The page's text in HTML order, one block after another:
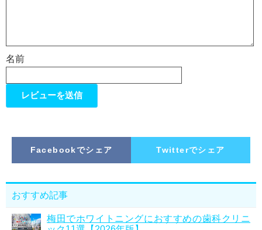
名前
Facebookでシェア Twitterでシェア
おすすめ記事
梅田でホワイトニングにおすすめの歯科クリニ